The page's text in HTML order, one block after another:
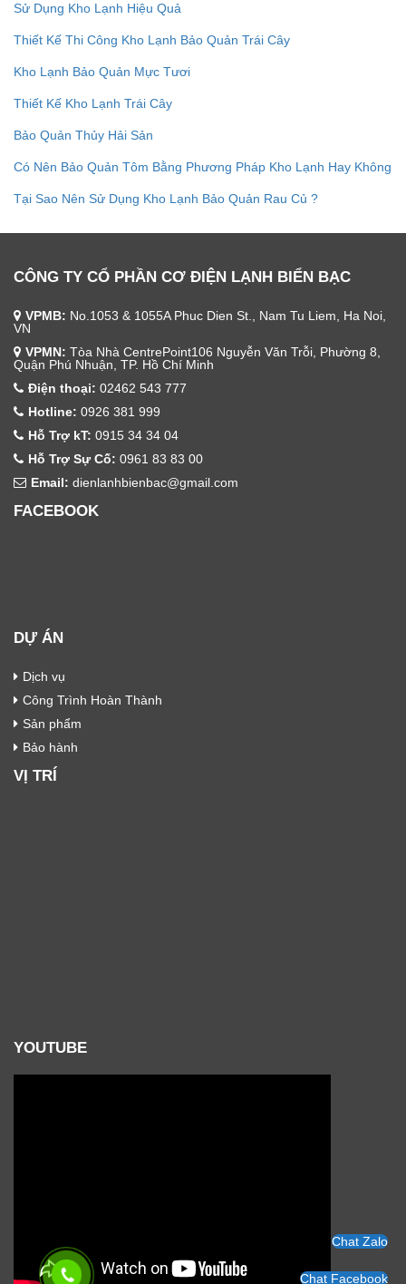
Sử Dụng Kho Lạnh Hiệu Quả
Thiết Kế Thi Công Kho Lạnh Bảo Quản Trái Cây
Kho Lạnh Bảo Quản Mực Tươi
Thiết Kế Kho Lạnh Trái Cây
Bảo Quản Thủy Hải Sản
Có Nên Bảo Quản Tôm Bằng Phương Pháp Kho Lạnh Hay Không
Tại Sao Nên Sử Dụng Kho Lạnh Bảo Quản Rau Củ ?
CÔNG TY CỔ PHẦN CƠ ĐIỆN LẠNH BIỂN BẠC
VPMB: No.1053 & 1055A Phuc Dien St., Nam Tu Liem, Ha Noi,
VN
VPMN: Tòa Nhà CentrePoint106 Nguyễn Văn Trỗi, Phường 8,
Quận Phú Nhuận, TP. Hồ Chí Minh
Điện thoại: 02462 543 777
Hotline: 0926 381 999
Hỗ Trợ kT: 0915 34 34 04
Hỗ Trợ Sự Cố: 0961 83 83 00
Email: dienlanhbienbac@gmail.com
FACEBOOK
DỰ ÁN
Dịch vụ
Công Trình Hoàn Thành
Sản phẩm
Bảo hành
VỊ TRÍ
YOUTUBE
Chat Zalo
Chat Facebook